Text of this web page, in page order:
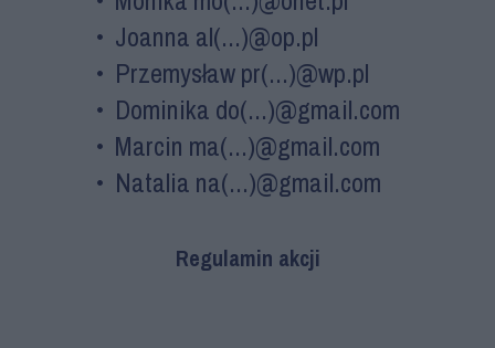
• Joanna al(...)@op.pl
• Przemysław pr(...)@wp.pl
• Dominika do(...)@gmail.com
• Marcin ma(...)@gmail.com
• Natalia na(...)@gmail.com
Regulamin akcji